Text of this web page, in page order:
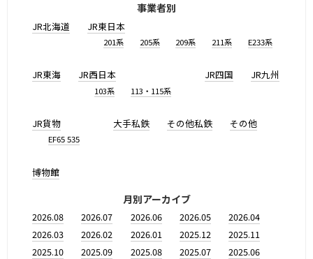
事業者別
JR北海道 JR東日本
201系 205系 209系 211系 E233系
JR東海 JR西日本
103系 113・115系
JR四国 JR九州
JR貨物
EF65 535
大手私鉄 その他私鉄 その他
博物館
月別アーカイブ
2026.08 2026.07 2026.06 2026.05
2026.04
2026.03
2026.02 2026.01 2025.12
2025.11
2025.10
2025.09 2025.08 2025.07
2025.06